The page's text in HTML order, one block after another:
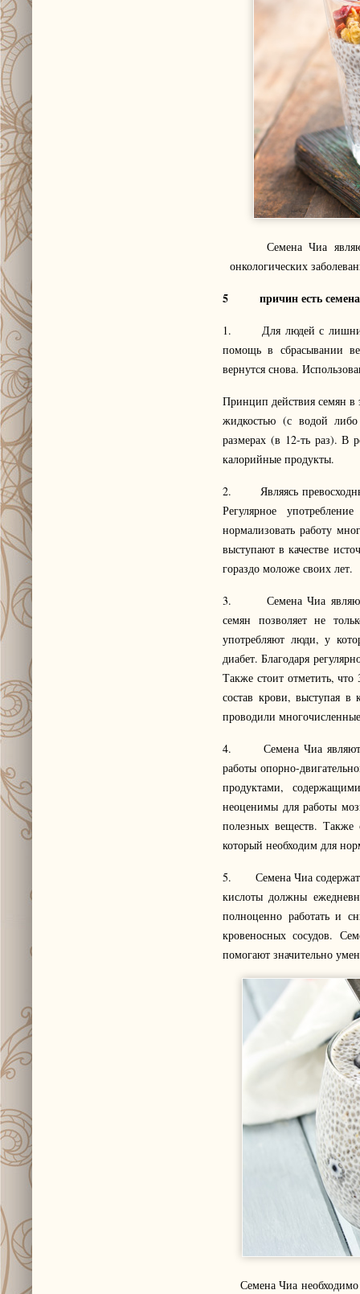
Семена Чиа
онкологических
5 причин есть
1. Для людей с лишним
помощь в сбрасывании
вернутся снова.
Принцип действия семян в
жидкостью (с водой
размерах (в 12-ть раз). В
калорийные продукты.
2. Являясь
Регулярное
нормализовать работу
выступают в качестве
гораздо моложе своих лет.
3. Семена Чиа являются
семян позволяет не
употребляют люди, у
диабет. Благодаря
Также стоит отметить,
состав крови, выступая в
проводили
4. Семена Чиа являются
работы опорно-
продуктами,
неоценимы для работы
полезных веществ. Также
который необходим для
5. Семена Чиа содержат
кислоты должны
полноценно работать и
кровеносных сосудов.
помогают значительно
Семена Чиа необходимо